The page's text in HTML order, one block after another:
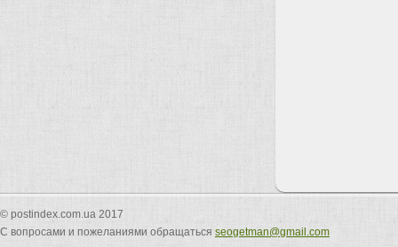
© postindex.com.ua 2017
С вопросами и пожеланиями обращаться seogetman@gmail.com